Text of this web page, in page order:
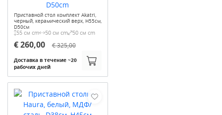
Приставной стол комплект Akatri,
черный, керамический верх, H55см,
D50см
55 см cm 50 см cm 50 см cm
€ 260,00 € 325,00
Доставка в течение ~20
рабочих дней